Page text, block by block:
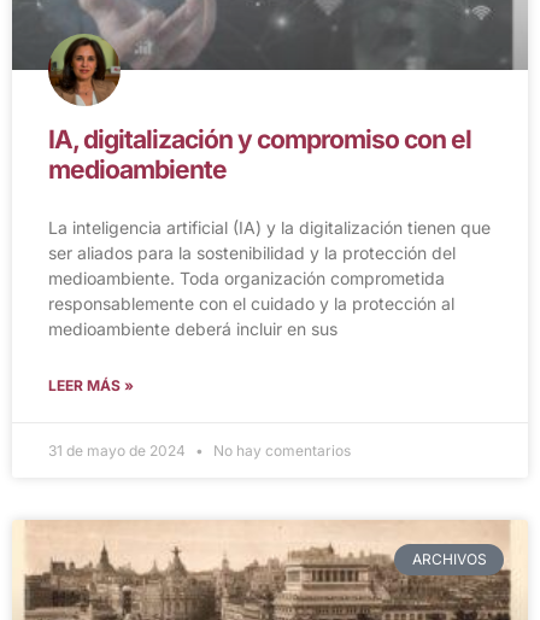
IA, digitalización y compromiso con el
medioambiente
La inteligencia artificial (IA) y la digitalización tienen que
ser aliados para la sostenibilidad y la protección del
medioambiente. Toda organización comprometida
responsablemente con el cuidado y la protección al
medioambiente deberá incluir en sus
LEER MÁS »
31 de mayo de 2024 No hay comentarios
ARCHIVOS